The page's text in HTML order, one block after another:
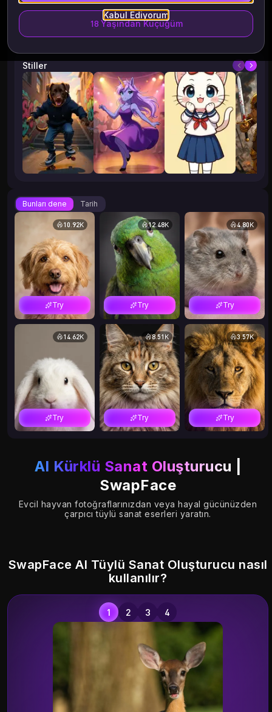
Kabul Ediyorum
18 Yaşından Küçüğüm
Stiller
Bunları dene Tarih
Try
10.92K
Try
12.48K
Try
4.80K
Try
14.62K
Try
8.51K
Try
3.57K
19.72K
Try
4.86K 8.02K
8.07K
AI Kürklü Sanat Oluşturucu
SwapFace
Evcil hayvan fotoğraflarınızdan veya hayal gücünüzden
çarpıcı tüylü sanat eserleri yaratın.
SwapFace AI Tüylü Sanat Oluşturucu nasıl
kullanılır?